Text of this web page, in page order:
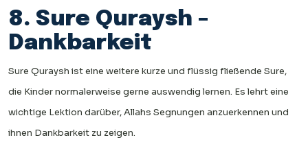
8. Sure Quraysh –
Dankbarkeit
Sure Quraysh ist eine weitere kurze und flüssig fließende Sure,
die Kinder normalerweise gerne auswendig lernen. Es lehrt eine
wichtige Lektion darüber, Allahs Segnungen anzuerkennen und
ihnen Dankbarkeit zu zeigen.